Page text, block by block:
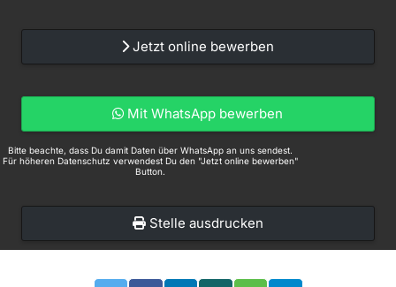
Jetzt online bewerben
Mit WhatsApp bewerben
Bitte beachte, dass Du damit Daten über WhatsApp an uns sendest.
Für höheren Datenschutz verwendest Du den "Jetzt online bewerben"
Button.
Stelle ausdrucken